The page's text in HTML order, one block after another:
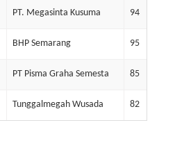
PT. Megasinta Kusuma 94
BHP Semarang 95
PT Pisma Graha Semesta 85
Tunggalmegah Wusada 82